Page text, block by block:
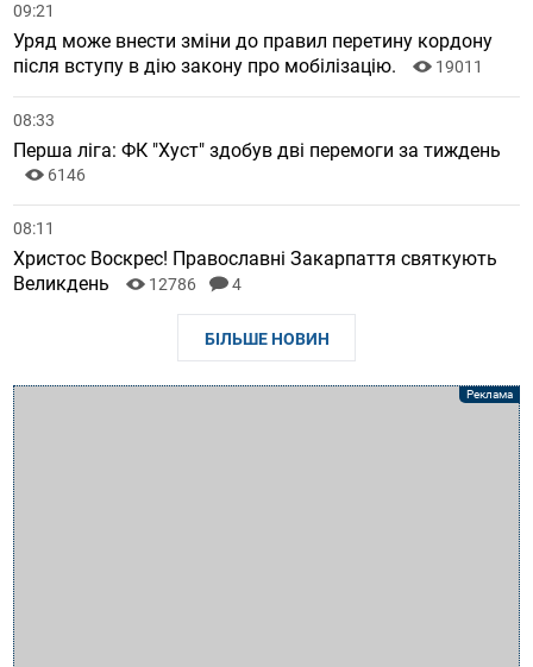
09:21
Уряд може внести зміни до правил перетину кордону
після вступу в дію закону про мобілізацію.
19011
08:33
Перша ліга: ФК "Хуст" здобув дві перемоги за тиждень
6146
08:11
Христос Воскрес! Православні Закарпаття святкують
Великдень
12786 4
БІЛЬШЕ НОВИН